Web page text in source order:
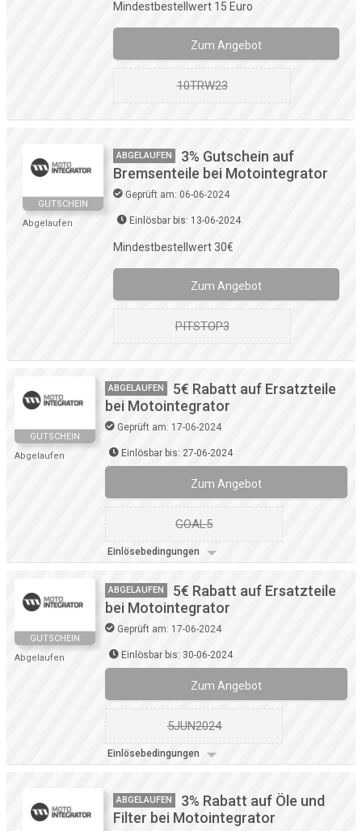
Mindestbestellwert 15 Euro
Zum Angebot
10TRW23
GUTSCHEIN
Abgelaufen
ABGELAUFEN
3% Gutschein auf
Bremsenteile bei Motointegrator
Geprüft am: 06-06-2024
Einlösbar bis: 13-06-2024
Mindestbestellwert 30€
Zum Angebot
PITSTOP3
GUTSCHEIN
Abgelaufen
ABGELAUFEN
5€ Rabatt auf Ersatzteile
bei Motointegrator
Geprüft am: 17-06-2024
Einlösbar bis: 27-06-2024
Zum Angebot
GOAL5
Einlösebedingungen
GUTSCHEIN
Abgelaufen
ABGELAUFEN
5€ Rabatt auf Ersatzteile
bei Motointegrator
Geprüft am: 17-06-2024
Einlösbar bis: 30-06-2024
Zum Angebot
5JUN2024
Einlösebedingungen
ABGELAUFEN
3% Rabatt auf Öle und
Filter bei Motointegrator